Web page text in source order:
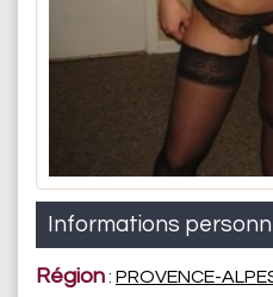
Informations
Région: PROVENCE-